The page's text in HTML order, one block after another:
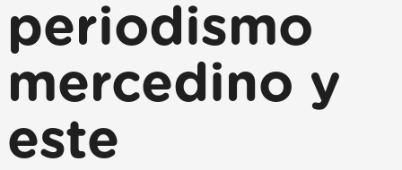
periodismo
mercedino y
este